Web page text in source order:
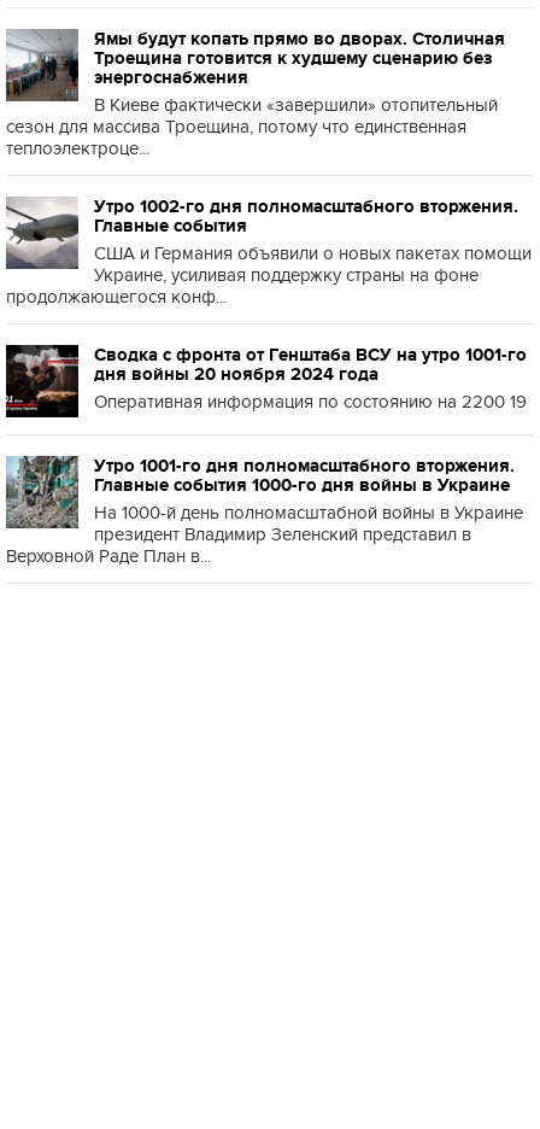
Ямы будут копать прямо во дворах. Столичная
Троещина готовится к худшему сценарию без
энергоснабжения
В Киеве фактически «завершили» отопительный
сезон для массива Троещина, потому что единственная
теплоэлектроце...
Утро 1002-го дня полномасштабного вторжения.
Главные события
США и Германия объявили о новых пакетах помощи
Украине, усиливая поддержку страны на фоне
продолжающегося конф...
Сводка с фронта от Генштаба ВСУ на утро 1001-го
дня войны 20 ноября 2024 года
Оперативная информация по состоянию на 2200 19
Утро 1001-го дня полномасштабного вторжения.
Главные события 1000-го дня войны в Украине
На 1000-й день полномасштабной войны в Украине
президент Владимир Зеленский представил в
Верховной Раде План в...